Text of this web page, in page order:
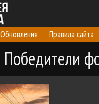
Обновления Правила сайта
Победители